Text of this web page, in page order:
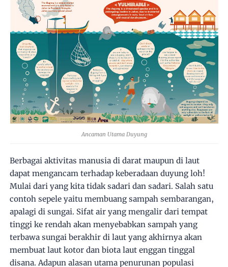
Ancaman Utama Duyung
Berbagai aktivitas manusia di darat maupun di laut
dapat mengancam terhadap keberadaan duyung loh!
Mulai dari yang kita tidak sadari dan sadari. Salah satu
contoh sepele yaitu membuang sampah sembarangan,
apalagi di sungai. Sifat air yang mengalir dari tempat
tinggi ke rendah akan menyebabkan sampah yang
terbawa sungai berakhir di laut yang akhirnya akan
membuat laut kotor dan biota laut enggan tinggal
disana. Adapun alasan utama penurunan populasi